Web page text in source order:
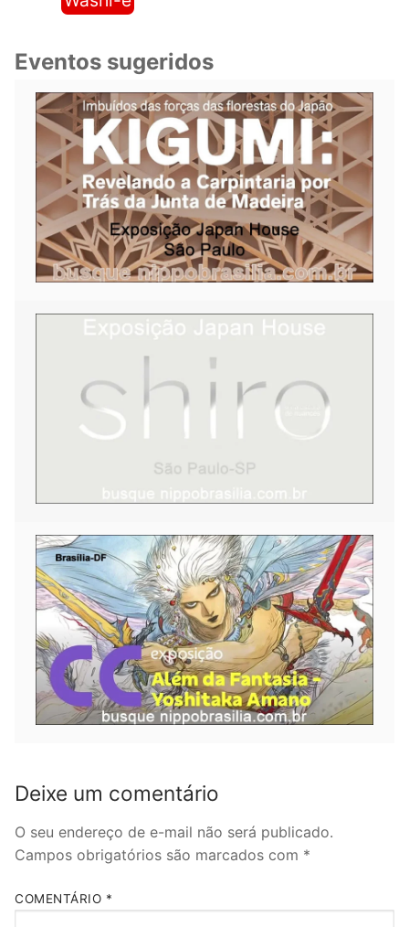
Eventos sugeridos
Deixe um comentário
O seu endereço de e-mail não será publicado.
Campos obrigatórios são marcados com *
COMENTÁRIO *